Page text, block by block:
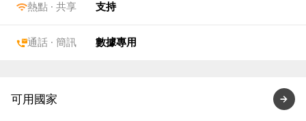
熱點 · 共享 支持
通話 · 簡訊 數據專用
可用國家